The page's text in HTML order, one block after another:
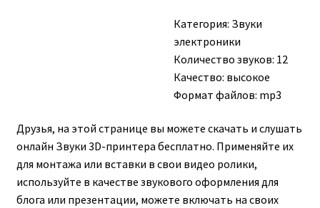
Категория: Звуки
электроники
Количество звуков: 12
Качество: высокое
Формат файлов: mp3
Друзья, на этой странице вы можете скачать и слушать
онлайн Звуки 3D-принтера бесплатно. Применяйте их
для монтажа или вставки в свои видео ролики,
используйте в качестве звукового оформления для
блога или презентации, можете включать на своих